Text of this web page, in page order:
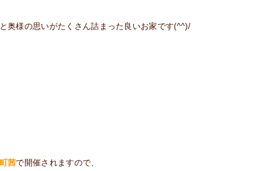
奥様の思いがたくさん詰まった良いお家です(^^)/
茜で開催されますので、